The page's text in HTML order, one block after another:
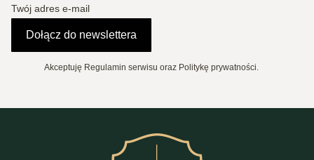
Twój adres e-mail
Dołącz do newslettera
Akceptuję Regulamin serwisu oraz Politykę prywatności.